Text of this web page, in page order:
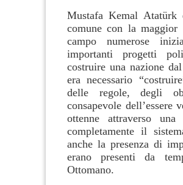
Mustafa Kemal
comune con la
campo numerose
importanti progetti
costruire una nazione
era necessario
delle regole, degli
consapevole dell’essere
ottenne attraverso
completamente il
anche la presenza di
erano presenti da
Ottomano.